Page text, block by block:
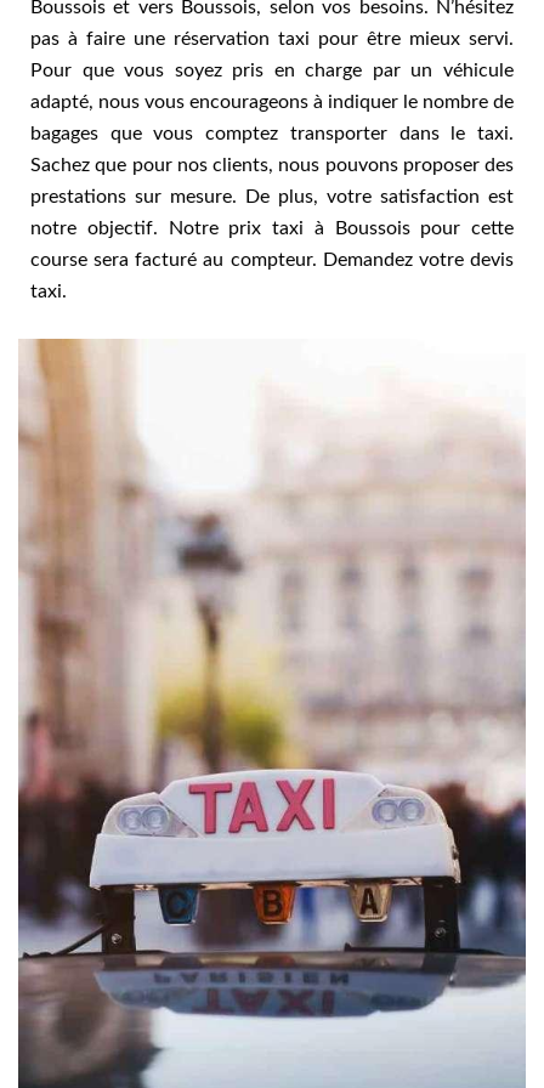
Boussois et vers Boussois, selon vos besoins. N’hésitez
pas à faire une réservation taxi pour être mieux servi.
Pour que vous soyez pris en charge par un véhicule
adapté, nous vous encourageons à indiquer le nombre de
bagages que vous comptez transporter dans le taxi.
Sachez que pour nos clients, nous pouvons proposer des
prestations sur mesure. De plus, votre satisfaction est
notre objectif. Notre prix taxi à Boussois pour cette
course sera facturé au compteur. Demandez votre devis
taxi.